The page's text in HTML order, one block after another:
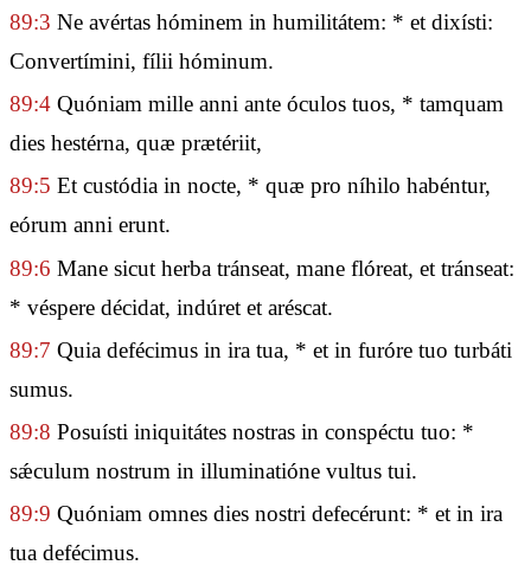
89:3 Ne avértas hóminem in humilitátem: * et dixísti:
Convertímini, fílii hóminum.
89:4 Quóniam mille anni ante óculos tuos, * tamquam
dies hestérna, quæ prætériit,
89:5 Et custódia in nocte, * quæ pro níhilo habéntur,
eórum anni erunt.
89:6 Mane sicut herba tránseat, mane flóreat, et tránseat:
* véspere décidat, indúret et aréscat.
89:7 Quia defécimus in ira tua, * et in furóre tuo turbáti
sumus.
89:8 Posuísti iniquitátes nostras in conspéctu tuo: *
sǽculum nostrum in illuminatióne vultus tui.
89:9 Quóniam omnes dies nostri defecérunt: * et in ira
tua defécimus.